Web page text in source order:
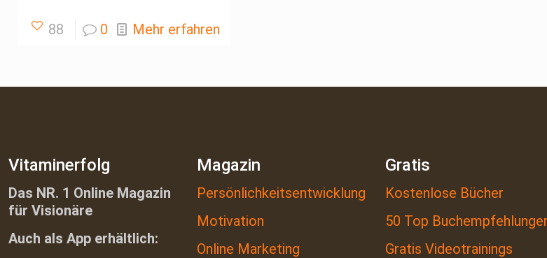
88 0 Mehr erfahren
Vitaminerfolg
Das NR. 1 Online Magazin
für Visionäre
Auch als App erhältlich:
Magazin
Persönlichkeitsentwicklung
Motivation
Online Marketing
Gratis
Kostenlose Bücher
50 Top
Gratis Videotrainings